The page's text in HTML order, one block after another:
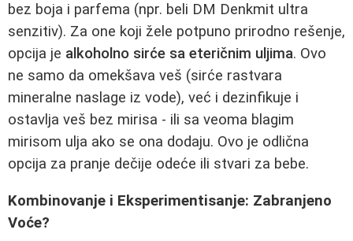
bez boja i parfema (npr. beli DM Denkmit ultra
senzitiv). Za one koji žele potpuno prirodno rešenje,
opcija je alkoholno sirće sa eteričnim uljima. Ovo
ne samo da omekšava veš (sirće rastvara
mineralne naslage iz vode), već i dezinfikuje i
ostavlja veš bez mirisa - ili sa veoma blagim
mirisom ulja ako se ona dodaju. Ovo je odlična
opcija za pranje dečije odeće ili stvari za bebe.
Kombinovanje i Eksperimentisanje: Zabranjeno
Voće?